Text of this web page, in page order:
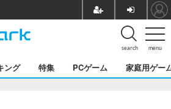
menu
search
ング 特集 PCゲーム 家庭用ゲー